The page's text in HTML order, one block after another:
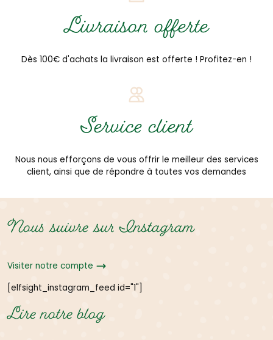
Livraison offerte
Dès 100€ d'achats la livraison est offerte ! Profitez-en !
Service client
Nous nous efforçons de vous offrir le meilleur des services
client, ainsi que de répondre à toutes vos demandes
Nous suivre sur Instagram
Visiter notre compte
[elfsight_instagram_feed id="1"]
Lire notre blog